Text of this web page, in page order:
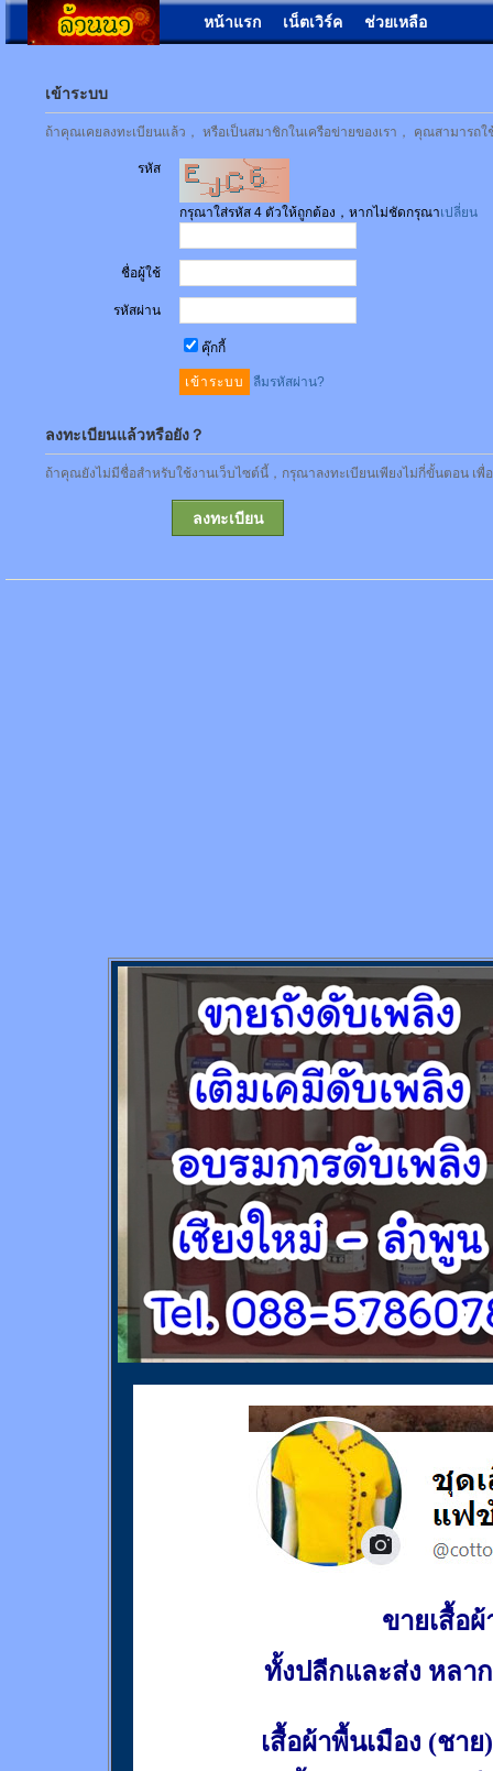
หน้าแรก เน็ตเวิร์ค ช่วยเหลือ
เข้าระบบ
ถ้าคุณเคยลงทะเบียนแล้ว， หรือเป็นสมาชิกในเครือข่ายของเรา， คุณสามาร
รหัส
กรุณาใส่รหัส 4 ตัวให้ถูกต้อง，หากไม่ชัดกรุณาเปลี่ยน
ชื่อผู้ใช้
รหัสผ่าน
คุ๊กกี้
ลืมรหัสผ่าน?
ลงทะเบียนแล้วหรือยัง？
ถ้าคุณยังไม่มีชื่อสำหรับใช้งานเว็บไซต์นี้，กรุณาลงทะเบียนเพียงไม่กี่ขั้นตอน เพื่
ลงทะเบียน
ขายเสื้อผ้
ทั้งปลีกและส่ง หลา
เสื้อผ้าพื้นเมือง (ชาย)